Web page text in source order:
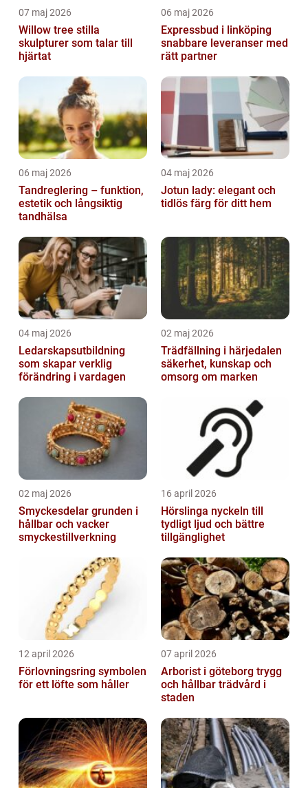
07 maj 2026
Willow tree stilla
skulpturer som talar till
hjärtat
06 maj 2026
Expressbud i linköping
snabbare leveranser med
rätt partner
06 maj 2026
Tandreglering – funktion,
estetik och långsiktig
tandhälsa
04 maj 2026
Jotun lady: elegant och
tidlös färg för ditt hem
04 maj 2026
Ledarskapsutbildning
som skapar verklig
förändring i vardagen
02 maj 2026
Trädfällning i härjedalen
säkerhet, kunskap och
omsorg om marken
02 maj 2026
Smyckesdelar grunden i
hållbar och vacker
smyckestillverkning
16 april 2026
Hörslinga nyckeln till
tydligt ljud och bättre
tillgänglighet
12 april 2026
Förlovningsring symbolen
för ett löfte som håller
07 april 2026
Arborist i göteborg trygg
och hållbar trädvård i
staden